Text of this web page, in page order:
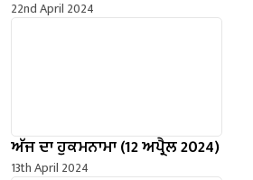
22nd April 2024
ਅੱਜ ਦਾ ਹੁਕਮਨਾਮਾ (12 ਅਪ੍ਰੈਲ 2024)
13th April 2024